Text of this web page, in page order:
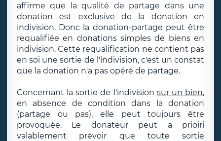
affirme que la qualité de partage dans une
donation est exclusive de la donation en
indivision. Donc la donation-partage peut être
requalifiée en donations simples de biens en
indivision. Cette requalification ne contient pas
en soi une sortie de l'indivision, c'est un constat
que la donation n'a pas opéré de partage.
Concernant la sortie de l'indivision sur un bien,
en absence de condition dans la donation
(partage ou pas), elle peut toujours être
provoquée. Le donateur peut a prioiri
valablement prévoir que toute sortie